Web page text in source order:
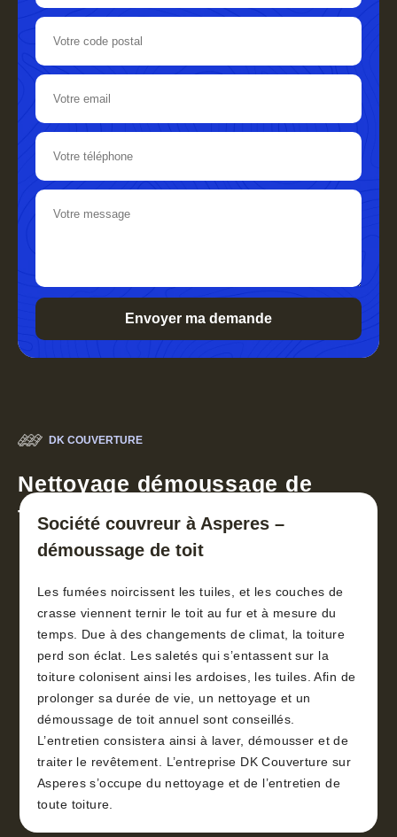
DK COUVERTURE
Nettoyage démoussage de
toiture 30
Société couvreur à Asperes –
démoussage de toit
Les fumées noircissent les tuiles, et les couches de
crasse viennent ternir le toit au fur et à mesure du
temps. Due à des changements de climat, la toiture
perd son éclat. Les saletés qui s’entassent sur la
toiture colonisent ainsi les ardoises, les tuiles. Afin de
prolonger sa durée de vie, un nettoyage et un
démoussage de toit annuel sont conseillés.
L’entretien consistera ainsi à laver, démousser et de
traiter le revêtement. L’entreprise DK Couverture sur
Asperes s’occupe du nettoyage et de l’entretien de
toute toiture.